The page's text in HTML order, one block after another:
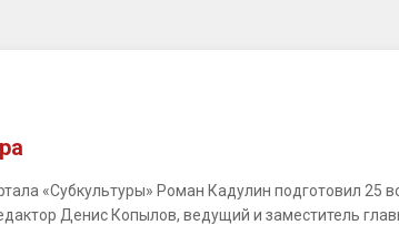
«Субкультуры» Роман Кадулин подготовил 25
Денис Копылов, ведущий и заместитель